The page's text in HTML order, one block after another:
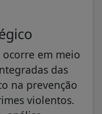
em meio
das
na prevenção
violentos.